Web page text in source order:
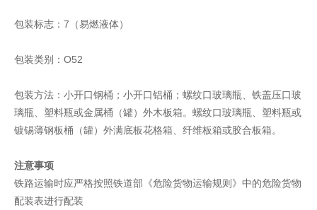
包装标志：7（易燃液体）
包装类别：O52
包装方法：小开口钢桶；小开口铝桶；螺纹口玻璃瓶、铁盖压口玻
璃瓶、塑料瓶或金属桶（罐）外木板箱。螺纹口玻璃瓶、塑料瓶或
镀锡薄钢板桶（罐）外满底板花格箱、纤维板箱或胶合板箱。
注意事项
铁路运输时应严格按照铁道部《危险货物运输规则》中的危险货物
配装表进行配装